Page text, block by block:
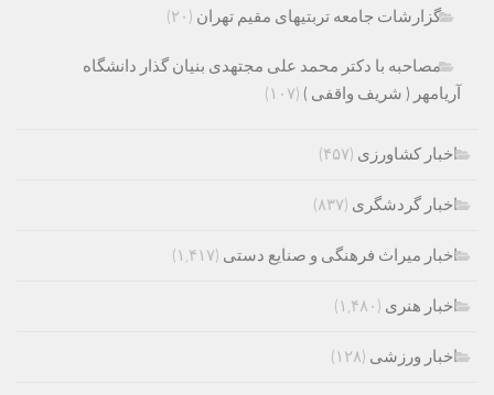
گزارشات جامعه تربتیهای مقیم تهران (۲۰)
مصاحبه با دکتر محمد علی مجتهدی بنیان گذار دانشگاه
آریامهر ( شریف واقفی ) (۱۰۷)
اخبار کشاورزی (۴۵۷)
اخبار گردشگری (۸۳۷)
اخبار میراث فرهنگی و صنایع دستی (۱,۴۱۷)
اخبار هنری (۱,۴۸۰)
اخبار ورزشی (۱۲۸)